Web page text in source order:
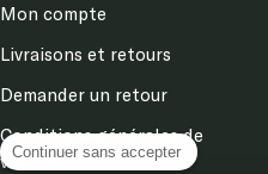
Continuer sans accepter
Mon compte
Livraisons et retours
Demander un retour
Conditions générales de
ventes